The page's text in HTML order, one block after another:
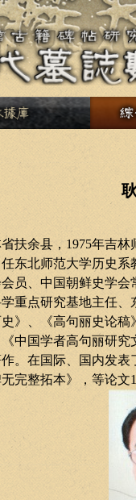
扶余县， 1975年吉林
东北师范大学历史
员、中国朝鲜史学
重点研究基地主任
》、《高句丽史论
中国学者高句丽研
。在国际、国内发
完整拓本》，等论文